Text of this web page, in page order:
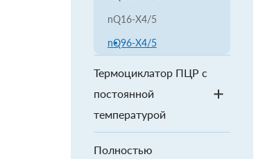
nQ16-X4/5
nQ96-X4/5
Термоциклатор ПЦР с
постоянной
температурой
Полностью